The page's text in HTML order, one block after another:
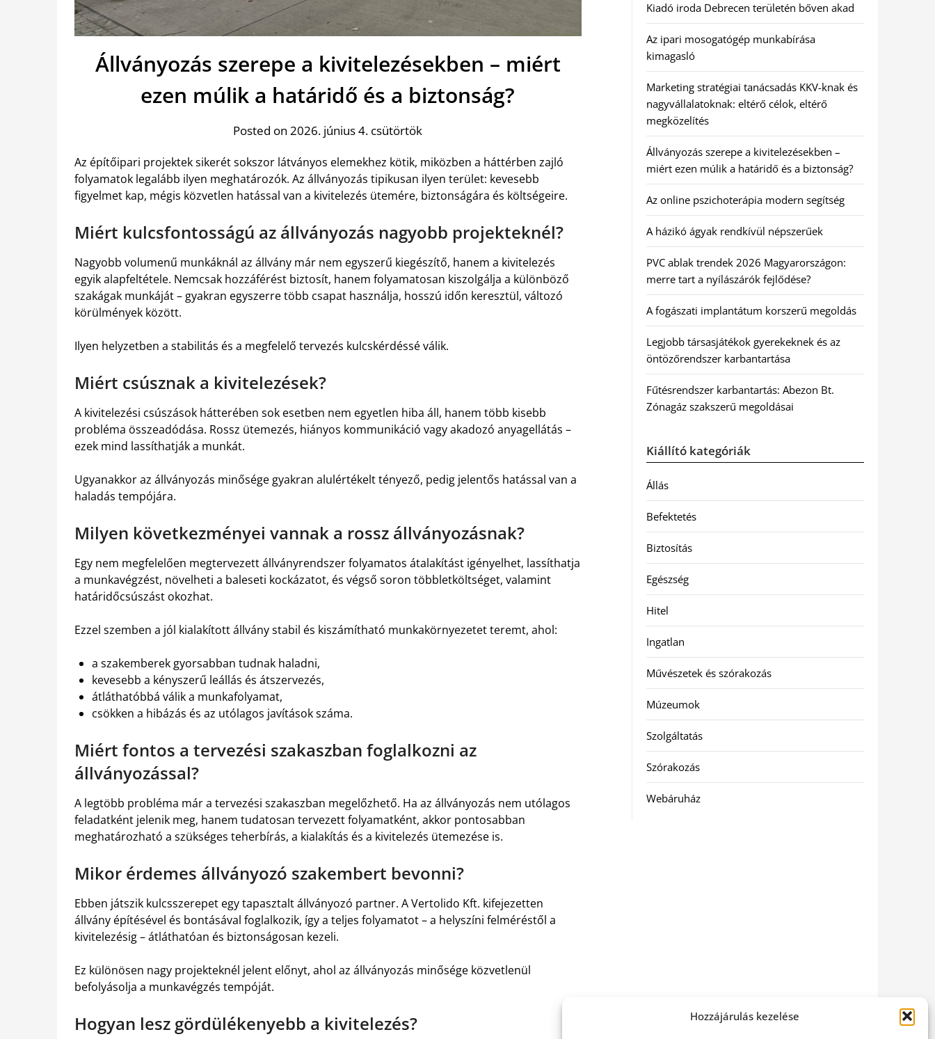
Hozzájárulás kezelése
Állványozás szerepe a kivitelezésekben – miért
ezen múlik a határidő és a biztonság?
Posted on 2026. június 4. csütörtök
Az építőipari projektek sikerét sokszor látványos elemekhez kötik, miközben a háttérben zajló
folyamatok legalább ilyen meghatározók. Az állványozás tipikusan ilyen terület: kevesebb
figyelmet kap, mégis közvetlen hatással van a kivitelezés ütemére, biztonságára és költségeire.
Miért kulcsfontosságú az állványozás nagyobb projekteknél?
Nagyobb volumenű munkáknál az állvány már nem egyszerű kiegészítő, hanem a kivitelezés
egyik alapfeltétele. Nemcsak hozzáférést biztosít, hanem folyamatosan kiszolgálja a különböző
szakágak munkáját – gyakran egyszerre több csapat használja, hosszú időn keresztül, változó
körülmények között.
Ilyen helyzetben a stabilitás és a megfelelő tervezés kulcskérdéssé válik.
Miért csúsznak a kivitelezések?
A kivitelezési csúszások hátterében sok esetben nem egyetlen hiba áll, hanem több kisebb
probléma összeadódása. Rossz ütemezés, hiányos kommunikáció vagy akadozó anyagellátás –
ezek mind lassíthatják a munkát.
Ugyanakkor az állványozás minősége gyakran alulértékelt tényező, pedig jelentős hatással van a
haladás tempójára.
Milyen következményei vannak a rossz állványozásnak?
Egy nem megfelelően megtervezett állványrendszer folyamatos átalakítást igényelhet, lassíthatja
a munkavégzést, növelheti a baleseti kockázatot, és végső soron többletköltséget, valamint
határidőcsúszást okozhat.
Ezzel szemben a jól kialakított állvány stabil és kiszámítható munkakörnyezetet teremt, ahol:
a szakemberek gyorsabban tudnak haladni,
kevesebb a kényszerű leállás és átszervezés,
átláthatóbbá válik a munkafolyamat,
csökken a hibázás és az utólagos javítások száma.
Miért fontos a tervezési szakaszban foglalkozni az
állványozással?
A legtöbb probléma már a tervezési szakaszban megelőzhető. Ha az állványozás nem utólagos
feladatként jelenik meg, hanem tudatosan tervezett folyamatként, akkor pontosabban
meghatározható a szükséges teherbírás, a kialakítás és a kivitelezés ütemezése is.
Mikor érdemes állványozó szakembert bevonni?
Ebben játszik kulcsszerepet egy tapasztalt állványozó partner. A Vertolido Kft. kifejezetten
állvány építésével és bontásával foglalkozik, így a teljes folyamatot – a helyszíni felméréstől a
kivitelezésig – átláthatóan és biztonságosan kezeli.
Ez különösen nagy projekteknél jelent előnyt, ahol az állványozás minősége közvetlenül
befolyásolja a munkavégzés tempóját.
Hogyan lesz gördülékenyebb a kivitelezés?
Kiadó iroda Debrecen területén bőven akad
Az ipari mosogatógép munkabírása
kimagasló
Marketing stratégiai tanácsadás KKV-knak és
nagyvállalatoknak: eltérő célok, eltérő
megközelítés
Állványozás szerepe a kivitelezésekben –
miért ezen múlik a határidő és a biztonság?
Az online pszichoterápia modern segítség
A házikó ágyak rendkívül népszerűek
PVC ablak trendek 2026 Magyarországon:
merre tart a nyílászárók fejlődése?
A fogászati implantátum korszerű megoldás
Legjobb társasjátékok gyerekeknek és az
öntözőrendszer karbantartása
Fűtésrendszer karbantartás: Abezon Bt.
Zónagáz szakszerű megoldásai
Kiállító kategóriák
Állás
Befektetés
Biztosítás
Egészség
Hitel
Ingatlan
Művészetek és szórakozás
Múzeumok
Szolgáltatás
Szórakozás
Webáruház